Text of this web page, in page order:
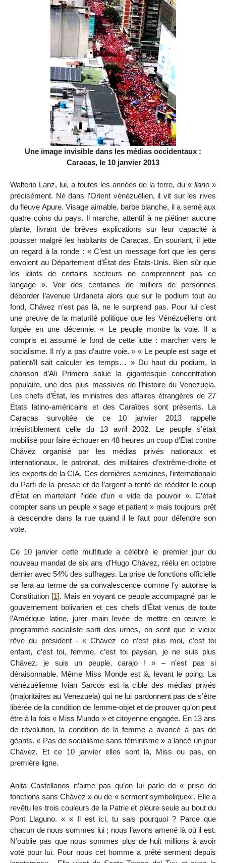
Une image invisible dans les médias occidentaux :
Caracas, le 10 janvier 2013
Walterio Lanz, lui, a toutes les années de la terre, du «llano »
précisément. Né dans l’Orient vénézuélien, il vit sur les rives
du fleuve Apure. Visage aimable, barbe blanche, il a semé aux
quatre coins du pays. Il marche, attentif à ne piétiner aucune
plante, livrant de brèves explications sur leur capacité à
pousser malgré les habitants de Caracas. En souriant, il jette
un regard à la ronde : « C’est un message fort que les gens
envoient au Département d’État des États-Unis. Bien sûr que
les idiots de certains secteurs ne comprennent pas ce
langage ». Voir des centaines de milliers de personnes
déborder l’avenue Urdaneta alors que sur le podium tout au
fond, Chávez n’est pas là, ne le surprend pas. Pour lui c’est
une preuve de la maturité politique que les Vénézuéliens ont
forgée en une décennie. « Le peuple montre la voie. Il a
compris et assumé le fond de cette lutte : marcher vers le
socialisme. Il n’y a pas d’autre voie. » « Le peuple est sage et
patient/Il sait calculer les temps… » Du haut du podium, la
chanson d’Ali Primera salue la gigantesque concentration
populaire, une des plus massives de l’histoire du Venezuela.
Les chefs d’État, les ministres des affaires étrangères de 27
États latino-américains et des Caraïbes sont présents. La
Caracas survoltée de ce 10 janvier 2013 rappelle
irrésistiblement celle du 13 avril 2002. Le peuple s’était
mobilisé pour faire échouer en 48 heures un coup d’État contre
Chávez organisé par les médias privés nationaux et
internationaux, le patronat, des militaires d’extrême-droite et
les experts de la CIA. Ces dernières semaines, l’internationale
du Parti de la presse et de l’argent a tenté de rééditer le coup
d’État en martelant l’idée d’un « vide de pouvoir ». C’était
compter sans un peuple « sage et patient » mais toujours prêt
à descendre dans la rue quand il le faut pour défendre son
vote.
Ce 10 janvier cette multitude a célébré le premier jour du
nouveau mandat de six ans d’Hugo Chávez, réélu en octobre
dernier avec 54% des suffrages. La prise de fonctions officielle
se fera au terme de sa convalescence comme l’y autorise la
Constitution [1]. Mais en voyant ce peuple accompagné par le
gouvernement bolivarien et ces chefs d’État venus de toute
l’Amérique latine, jurer main levée de mettre en œuvre le
programme socialiste sorti des urnes, on sent que le vieux
rêve du président - « Chávez ce n’est plus moi, c’est toi
enfant, c’est toi, femme, c’est toi paysan, je ne suis plus
Chávez, je suis un peuple, carajo ! » – n’est pas si
déraisonnable. Même Miss Monde est là, levant le poing. La
vénézuélienne Ivian Sarcos est la cible des médias privés
(majoritaires au Venezuela) qui ne lui pardonnent pas de s’être
libérée de la condition de femme-objet et de prouver qu’on peut
être à la fois « Miss Mundo » et citoyenne engagée. En 13 ans
de révolution, la condition de la femme a avancé à pas de
géants. « Pas de socialisme sans féminisme » a lancé un jour
Chávez. Et ce 10 janvier elles sont là, Miss ou pas, en
première ligne.
Anita Castellanos n’aime pas qu’on lui parle de « prise de
fonctions sans Chávez » ou de « serment symbolique« . Elle a
revêtu les trois couleurs de la Patrie et pleure seule au bout du
Pont Llaguno. « « Il est ici, tu sais pourquoi ? Parce que
chacun de nous sommes lui ; nous l’avons amené là où il est.
N’oublie pas que nous sommes plus de huit millions à avoir
voté pour lui. Pour nous cet homme a prêté serment depuis